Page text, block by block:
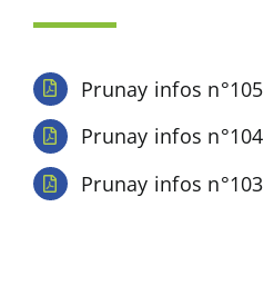
Prunay infos n°105
Prunay infos n°104
Prunay infos n°103